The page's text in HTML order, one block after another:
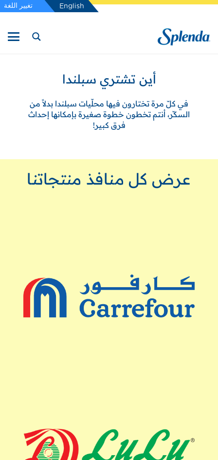
English تغيير اللغة
أين تشتري سبلندا
في كلّ مرة تختارون فيها محلّيات سبلندا بدلاً من
السكّر، أنتم تخطون خطوة صغيرة بإمكانها إحداث
فرق كبير!
عرض كل منافذ منتجاتنا